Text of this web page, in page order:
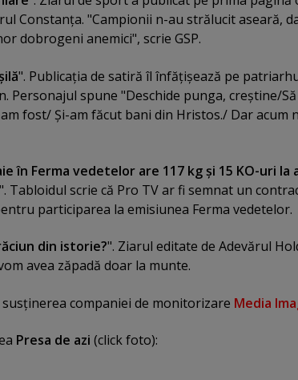
Constanţa. "Campionii n-au strălucit aseară,
dobrogeni anemici", scrie GSP.
". Publicaţia de satiră îl înfăţişează pe
Personajul spune "Deschide punga, creştine/
fost/ Şi-am făcut bani din Hristos./ Dar acum
în Ferma vedetelor are 117 kg şi 15 KO-uri la
". Tabloidul scrie că Pro TV ar fi semnat un
participarea la emisiunea Ferma vedetelor.
din istorie?". Ziarul editate de Adevărul
avea zăpadă doar la munte.
companiei de monitorizare Media
Presa de azi (click foto):